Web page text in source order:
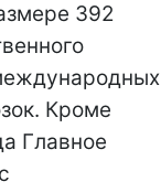
392
Кроме
Главное